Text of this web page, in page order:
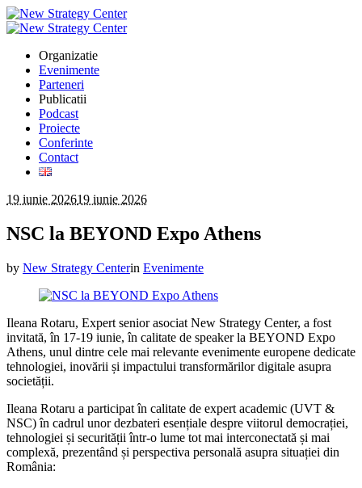
Organizatie
Evenimente
Parteneri
Publicatii
Podcast
Proiecte
Conferinte
Contact
19 iunie 202619 iunie 2026
NSC la BEYOND Expo Athens
by New Strategy Centerin Evenimente
Ileana Rotaru, Expert senior asociat New Strategy Center, a fost
invitată, în 17-19 iunie, în calitate de speaker la BEYOND Expo
Athens, unul dintre cele mai relevante evenimente europene dedicate
tehnologiei, inovării și impactului transformărilor digitale asupra
societății.
Ileana Rotaru a participat în calitate de expert academic (UVT &
NSC) în cadrul unor dezbateri esențiale despre viitorul democrației,
tehnologiei și securității într-o lume tot mai interconectată și mai
complexă, prezentând și perspectiva personală asupra situației din
România: